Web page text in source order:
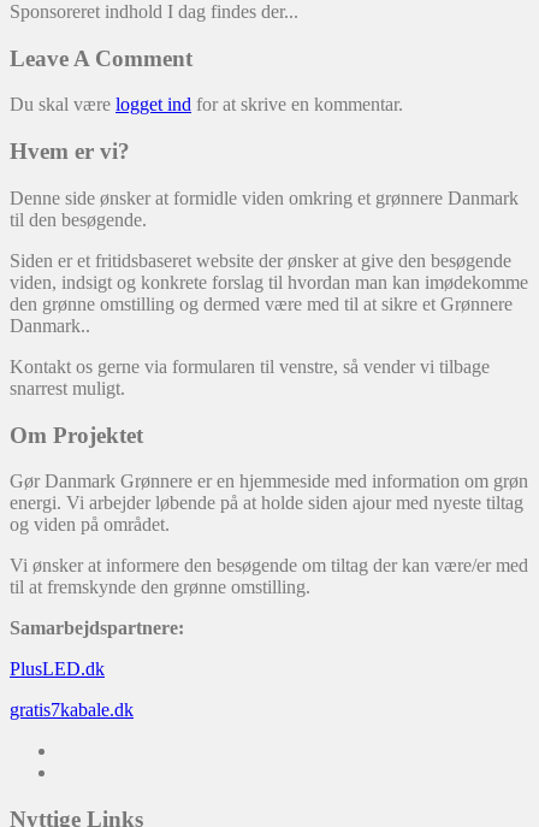
Sponsoreret indhold I dag findes der...
Leave A Comment
Du skal være logget ind for at skrive en kommentar.
Hvem er vi?
Denne side ønsker at formidle viden omkring et grønnere Danmark
til den besøgende.
Siden er et fritidsbaseret website der ønsker at give den besøgende
viden, indsigt og konkrete forslag til hvordan man kan imødekomme
den grønne omstilling og dermed være med til at sikre et Grønnere
Danmark..
Kontakt os gerne via formularen til venstre, så vender vi tilbage
snarrest muligt.
Om Projektet
Gør Danmark Grønnere er en hjemmeside med information om grøn
energi. Vi arbejder løbende på at holde siden ajour med nyeste tiltag
og viden på området.
Vi ønsker at informere den besøgende om tiltag der kan være/er med
til at fremskynde den grønne omstilling.
Samarbejdspartnere:
PlusLED.dk
gratis7kabale.dk
Nyttige Links